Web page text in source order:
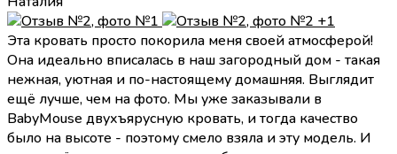
+1
Эта кровать просто покорила меня своей атмосферой!
Она идеально вписалась в наш загородный дом - такая
нежная, уютная и по-настоящему домашняя. Выглядит
ещё лучше, чем на фото. Мы уже заказывали в
BabyMouse двухъярусную кровать, и тогда качество
было на высоте - поэтому смело взяла и эту модель. И